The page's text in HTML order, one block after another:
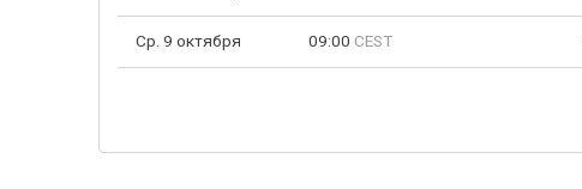
Ср. 9 октября 09:00 CEST